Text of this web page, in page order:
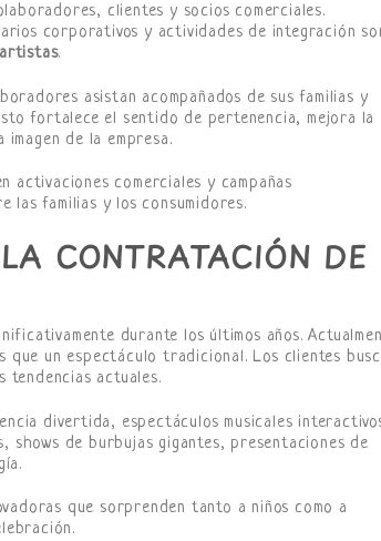
clientes y socios comerciales.
corporativos y actividades de integración
.
asistan acompañados de sus familias y
fortalece el sentido de pertenencia, mejora la
de la empresa.
activaciones comerciales y campañas
las familias y los consumidores.
CONTRATACIÓN DE
durante los últimos años.
que un espectáculo tradicional. Los clientes
tendencias actuales.
divertida, espectáculos musicales
shows de burbujas gigantes, presentaciones de
que sorprenden tanto a niños como a